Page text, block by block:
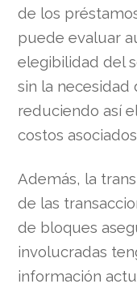
de los
puede evaluar
elegibilidad del
sin la necesidad
reduciendo así
costos
Además, la
de las
de bloques
involucradas
información